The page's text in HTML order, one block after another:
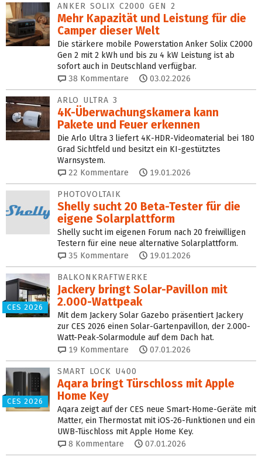
ANKER SOLIX C2000 GEN 2
Mehr Kapazität und Leistung für die
Camper dieser Welt
Die stärkere mobile Powerstation Anker Solix C2000
Gen 2 mit 2 kWh und bis zu 4 kW Leistung ist ab
sofort auch in Deutschland verfügbar.
38 Kommentare 03.02.2026
ARLO ULTRA 3
4K-Überwachungskamera kann
Pakete und Feuer erkennen
Die Arlo Ultra 3 liefert 4K-HDR-Videomaterial bei 180
Grad Sichtfeld und besitzt ein KI-gestütztes
Warnsystem.
22 Kommentare 19.01.2026
PHOTOVOLTAIK
Shelly sucht 20 Beta-Tester für die
eigene Solarplattform
Shelly sucht im eigenen Forum nach 20 freiwilligen
Testern für eine neue alternative Solarplattform.
35 Kommentare 19.01.2026
CES 2026
BALKONKRAFTWERKE
Jackery bringt Solar-Pavillon mit
2.000-Wattpeak
Mit dem Jackery Solar Gazebo präsentiert Jackery
zur CES 2026 einen Solar-Gartenpavillon, der 2.000-
Watt-Peak-Solarmodule auf dem Dach hat.
19 Kommentare 07.01.2026
CES 2026
SMART LOCK U400
Aqara bringt Türschloss mit Apple
Home Key
Aqara zeigt auf der CES neue Smart-Home-Geräte mit
Matter, ein Thermostat mit iOS-26-Funktionen und ein
UWB-Tüschloss mit Apple Home Key.
8 Kommentare 07.01.2026